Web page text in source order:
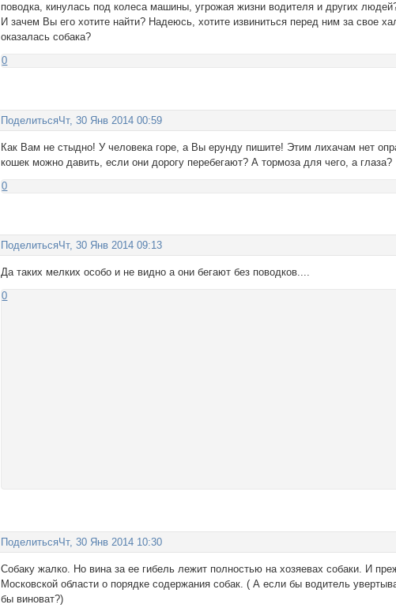
поводка, кинулась под колеса машины, угрожая жизни водителя и других
И зачем Вы его хотите найти? Надеюсь, хотите извиниться перед ним за свое
оказалась собака?
0
ПоделитьсяЧт, 30 Янв 2014 00:59
Как Вам не стыдно! У человека горе, а Вы ерунду пишите! Этим лихачам нет
кошек можно давить, если они дорогу перебегают? А тормоза для чего, а глаза?
0
ПоделитьсяЧт, 30 Янв 2014 09:13
Да таких мелких особо и не видно а они бегают без поводков....
0
ПоделитьсяЧт, 30 Янв 2014 10:30
Собаку жалко. Но вина за ее гибель лежит полностью на хозяевах собаки. И
Московской области о порядке содержания собак. ( А если бы водитель
бы виноват?)